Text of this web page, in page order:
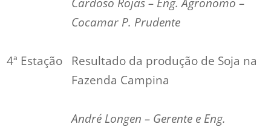
4ª Estação
Cocamar P. Prudente
Resultado da produção de Soja na
Fazenda Campina
André Longen – Gerente e Eng.